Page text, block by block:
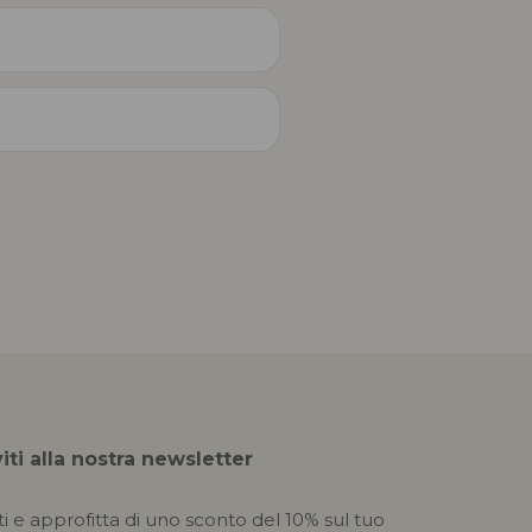
alla nostra newsletter
e approfitta di uno sconto del 10% sul tuo